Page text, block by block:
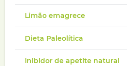
Limão emagrece
Dieta Paleolítica
Inibidor de apetite natural